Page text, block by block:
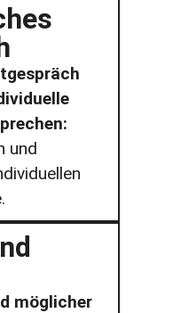
und
möglicher